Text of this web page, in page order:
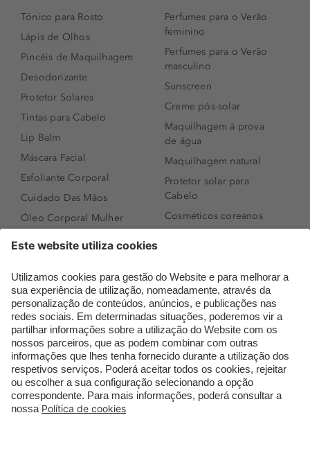
Tónico para Rosto
Lápis de Olhos
Pincéis de Maquilhagem
Desodorizante
Protetor Solares
Tintas para Cabelo
Lip Balm
Máscara Facial
Esfoliante Corporal
Cuidado Das Mãos
Óleo Corporal Mulher
Sérum de Rosto
Body mist & Spray
corporal
Produtos para Cabelo
Homem
Espuma de Limpeza
Facial
Dermocosmética
Perfumes para o Verão
feminino
Perfumes para o Verão
masculino
Sunscreen
Creme pós-solar
Maquilhagem à prova
de água
Maquilhagem natural
Protetor solar para
Cabelo
Cosméticos coreanos
Perfumes árabes
Novidades
Melhores Perfumes
Femininos
TOP 10: Perfumes
Masculinos
Pestanas Postiças
Creme Rosto Homem